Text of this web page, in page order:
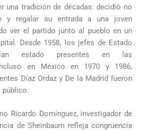
una tradición de décadas: decidió no
y regalar su entrada a una joven
ver el partido junto al pueblo en un
Desde 1958, los jefes de Estado
estado presentes en las
en México en 1970 y 1986,
Díaz Ordaz y De la Madrid fueron
público.
Ricardo Domínguez, investigador de
de Sheinbaum refleja congruencia